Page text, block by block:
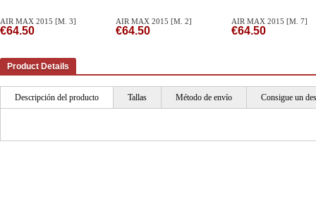
AIR MAX 2015 [M. 3]
€64.50
AIR MAX 2015 [M. 2]
€64.50
AIR MAX 2015 [M. 7]
€64.50
Product Details
Descripción del producto Tallas Método de envío Consigue un